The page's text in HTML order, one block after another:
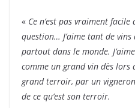
« Ce n’est pas vraiment
question… J’aime tant de
partout dans le monde.
comme un grand vin dès lors
grand terroir, par un
de ce qu’est son terroir.